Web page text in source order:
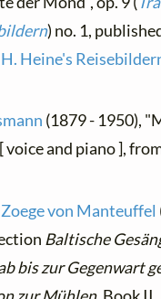
) no. 1,
Heine's
(1879 - 1950),
voice and piano ],
von Manteuffel
Baltische
bis zur Gegenwart